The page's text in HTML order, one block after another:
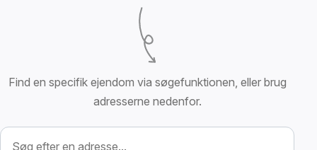
Find en specifik ejendom via søgefunktionen, eller brug
adresserne nedenfor.
Søg efter ejendom